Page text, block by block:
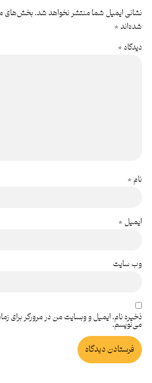
نشانی ایمیل شما منتشر نخواهد شد.بخش‌های
شده‌اند*
دیدگاه *
نام *
ایمیل *
وب‌ سایت
ذخیره نام، ایمیل و وبسایت من در مرورگر برای
می‌نویسم.